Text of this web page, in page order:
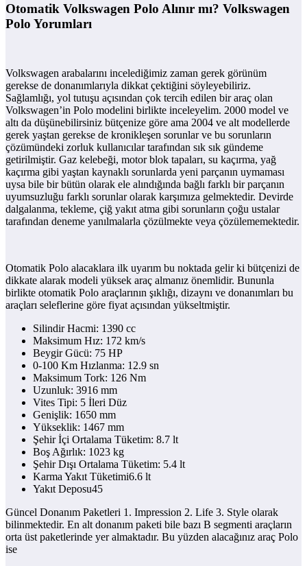
Otomatik Volkswagen Polo Alınır mı? Volkswagen
Polo Yorumları
Volkswagen arabalarını incelediğimiz zaman gerek görünüm
gerekse de donanımlarıyla dikkat çektiğini söyleyebiliriz.
Sağlamlığı, yol tutuşu açısından çok tercih edilen bir araç olan
Volkswagen’in Polo modelini birlikte inceleyelim. 2000 model ve
altı da düşünebilirsiniz bütçenize göre ama 2004 ve alt modellerde
gerek yaştan gerekse de kronikleşen sorunlar ve bu sorunların
çözümündeki zorluk kullanıcılar tarafından sık sık gündeme
getirilmiştir. Gaz kelebeği, motor blok tapaları, su kaçırma, yağ
kaçırma gibi yaştan kaynaklı sorunlarda yeni parçanın uymaması
uysa bile bir bütün olarak ele alındığında bağlı farklı bir parçanın
uyumsuzluğu farklı sorunlar olarak karşımıza gelmektedir. Devirde
dalgalanma, tekleme, çiğ yakıt atma gibi sorunların çoğu ustalar
tarafından deneme yanılmalarla çözülmekte veya çözülememektedir.
Otomatik Polo alacaklara ilk uyarım bu noktada gelir ki bütçenizi de
dikkate alarak modeli yüksek araç almanız önemlidir. Bununla
birlikte otomatik Polo araçlarının şıklığı, dizaynı ve donanımları bu
araçları seleflerine göre fiyat açısından yükseltmiştir.
Silindir Hacmi: 1390 cc
Maksimum Hız: 172 km/s
Beygir Gücü: 75 HP
0-100 Km Hızlanma: 12.9 sn
Maksimum Tork: 126 Nm
Uzunluk: 3916 mm
Vites Tipi: 5 İleri Düz
Genişlik: 1650 mm
Yükseklik: 1467 mm
Şehir İçi Ortalama Tüketim: 8.7 lt
Boş Ağırlık: 1023 kg
Şehir Dışı Ortalama Tüketim: 5.4 lt
Karma Yakıt Tüketimi6.6 lt
Yakıt Deposu45
Güncel Donanım Paketleri 1. Impression 2. Life 3. Style olarak
bilinmektedir. En alt donanım paketi bile bazı B segmenti araçların
orta üst paketlerinde yer almaktadır. Bu yüzden alacağınız araç Polo
ise